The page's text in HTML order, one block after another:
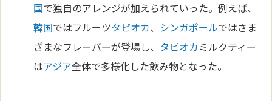
国で独自のアレンジが加えられていった。例えば、
韓国ではフルーツタピオカ、 シンガポールではさま
ざまなフレーバーが登場し、 タピオカミルクティー
はアジア全体で多様化した飲み物となった。